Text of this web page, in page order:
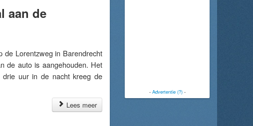
aan de
de Lorentzweg in Barendrecht
de auto is aangehouden. Het
drie uur in de nacht kreeg de
Lees meer
- Advertentie (?)-